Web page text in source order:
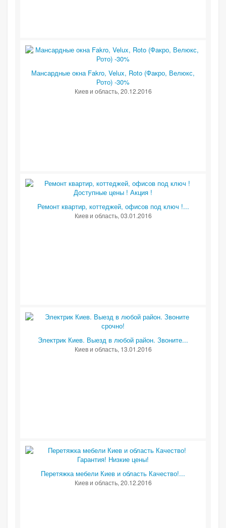
Мансардные окна Fakro, Velux, Roto (Факро, Велюкс,
Рото) -30%
Киев и область, 20.12.2016
Ремонт квартир, коттеджей, офисов под ключ !...
Киев и область, 03.01.2016
Электрик Киев. Выезд в любой район. Звоните...
Киев и область, 13.01.2016
Перетяжка мебели Киев и область Качество!...
Киев и область, 20.12.2016